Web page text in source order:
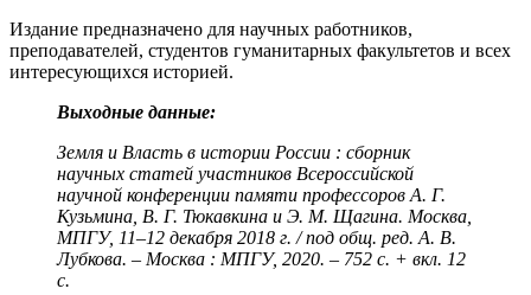
Издание предназначено для научных работников,
преподавателей, студентов гуманитарных факультетов и всех
интересующихся историей.
Выходные данные:
Земля и Власть в истории России : сборник
научных статей участников Всероссийской
научной конференции памяти профессоров А. Г.
Кузьмина, В. Г. Тюкавкина и Э. М. Щагина. Москва,
МПГУ, 11–12 декабря 2018 г. / под общ. ред. А. В.
Лубкова. – Москва : МПГУ, 2020. – 752 с. + вкл. 12
с.